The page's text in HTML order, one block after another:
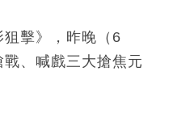
擊》，昨晚（6
、喊戲三大搶焦元